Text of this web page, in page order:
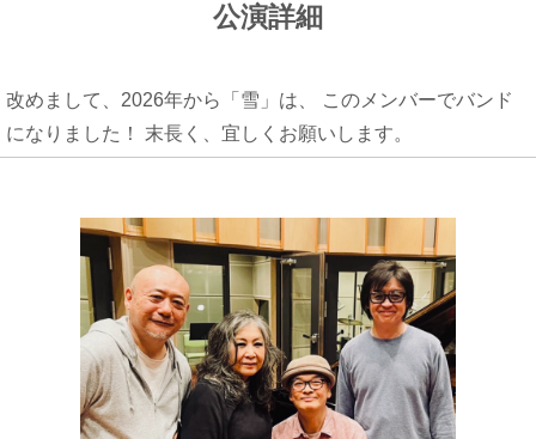
公演詳細
改めまして、2026年から「雪」は、 このメンバーでバンド
になりました！ 末長く、宜しくお願いします。